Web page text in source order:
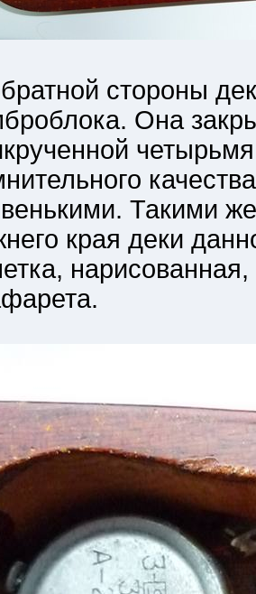
стороны
Она
Такими
края деки